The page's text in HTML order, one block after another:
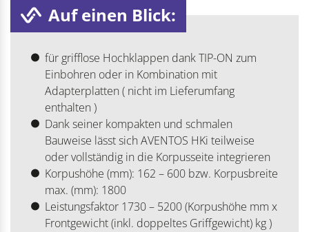
Auf einen Blick:
für grifflose Hochklappen dank TIP-ON zum
Einbohren oder in Kombination mit
Adapterplatten ( nicht im Lieferumfang
enthalten )
Dank seiner kompakten und schmalen
Bauweise lässt sich AVENTOS HKi teilweise
oder vollständig in die Korpusseite integrieren
Korpushöhe (mm): 162 – 600 bzw. Korpusbreite
max. (mm): 1800
Leistungsfaktor 1730 – 5200 (Korpushöhe mm x
Frontgewicht (inkl. doppeltes Griffgewicht) kg )